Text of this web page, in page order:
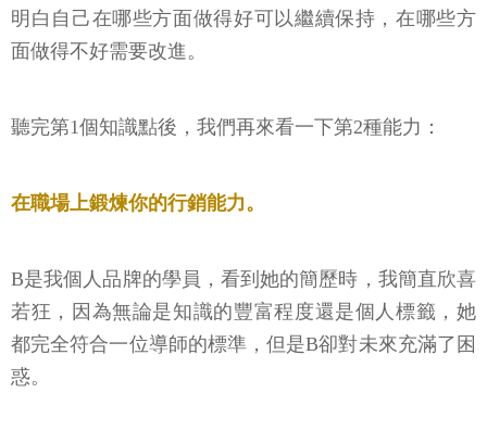
明白自己在哪些方面做得好可以繼續保持，在哪些方
面做得不好需要改進。
聽完第1個知識點後，我們再來看一下第2種能力：
在職場上鍛煉你的行銷能力。
B是我個人品牌的學員，看到她的簡歷時，我簡直欣喜
若狂，因為無論是知識的豐富程度還是個人標籤，她
都完全符合一位導師的標準，但是B卻對未來充滿了困
惑。